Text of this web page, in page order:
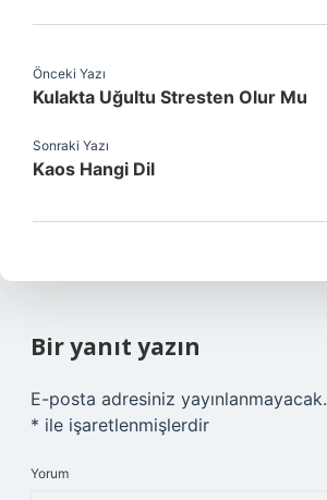
Önceki Yazı
Kulakta Uğultu Stresten Olur Mu
Sonraki Yazı
Kaos Hangi Dil
Bir yanıt yazın
E-posta adresiniz yayınlanmayacak.
* ile işaretlenmişlerdir
Yorum